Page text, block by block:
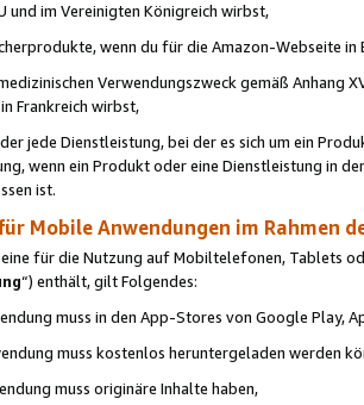
und im Vereinigten Königreich wirbst,
wenn du für die Amazon-Webseite in
Verwendungszweck gemäß Anhang
Frankreich wirbst,
jede Dienstleistung, bei der es sich um ein
wenn ein Produkt oder eine Dienstleistung in
ist.
Mobile Anwendungen im Rahmen
eine für die Nutzung auf Mobiltelefonen, Tablets
“) enthält, gilt Folgendes:
muss in den App-Stores von Google Play,
muss kostenlos heruntergeladen werden
muss originäre Inhalte haben,